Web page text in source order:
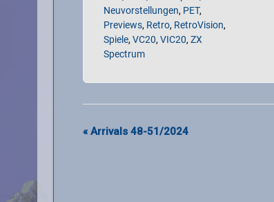
Neuvorstellungen, PET,
Previews, Retro, RetroVision,
Spiele,VC20,VIC20,ZX
Spectrum
«Arrivals 48-51/2024